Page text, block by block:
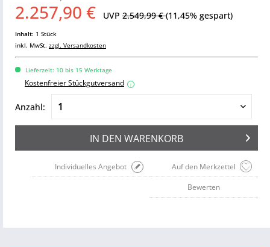
2.257,90 € UVP 2.549,99 €(11,45% gespart)
Inhalt: 1 Stück
inkl. MwSt. zzgl. Versandkosten
Lieferzeit: 10 bis 15 Werktage
Kostenfreier Stückgutversand i
Anzahl:
IN DEN WARENKORB
Auf den Merkzettel
Individuelles Angebot
Bewerten